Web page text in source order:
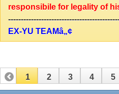
responsibile for legality of
EX-YU TEAMâ„¢
1 2 3 4 5